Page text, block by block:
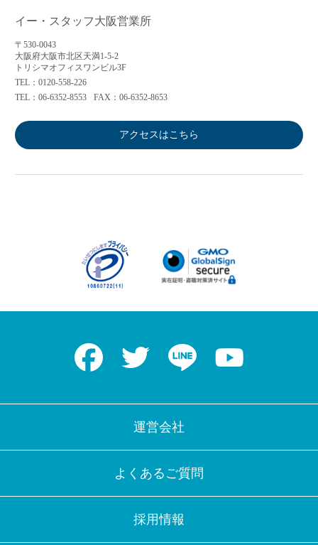
イー・スタッフ大阪営業所
〒530-0043
大阪府大阪市北区天満1-5-2
トリシマオフィスワンビル3F
TEL：0120-558-226
TEL：06-6352-8553
FAX：06-6352-8653
アクセスはこちら
Facebook Twitter LINE
運営会社
よくあるご質問
採用情報